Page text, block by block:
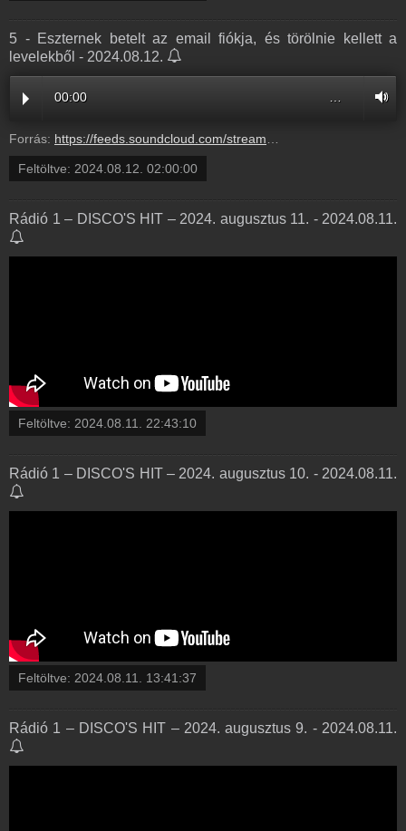
5 - Eszternek betelt az email fiókja, és törölnie kellett a
levelekből - 2024.08.12.
00:00 …
Forrás: https://feeds.soundcloud.com/stream/1895377851-radio1hungary-5-eszternek-betelt-az-email-fi.mp3
Feltöltve: 2024.08.12. 02:00:00
Rádió 1 – DISCO'S HIT – 2024. augusztus 11. - 2024.08.11.
Feltöltve: 2024.08.11. 22:43:10
Rádió 1 – DISCO'S HIT – 2024. augusztus 10. - 2024.08.11.
Feltöltve: 2024.08.11. 13:41:37
Rádió 1 – DISCO'S HIT – 2024. augusztus 9. - 2024.08.11.